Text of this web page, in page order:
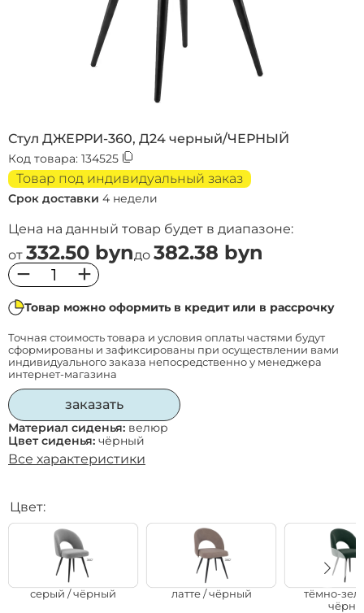
Стул ДЖЕРРИ-360, Д24 черный/ЧЕРНЫЙ
Код товара: 134525
Материал сиденья: велюр
Цвет сиденья: чёрный
Все характеристики
Цвет:
серый / чёрный латте / чёрный
тёмно-
Товар под индивидуальный заказ
Срок доставки 4 недели
Цена на данный товар будет в диапазоне:
от 332.50 bynдо 382.38 byn
− +
Товар можно оформить в кредит или в рассрочку
Точная стоимость товара и условия оплаты частями будут
сформированы и зафиксированы при осуществлении вами
индивидуального заказа непосредственно у менеджера
интернет-магазина
заказать